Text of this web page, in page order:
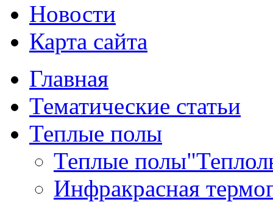
Новости
Карта сайта
Главная
Тематические статьи
Теплые полы
Теплые
Инфракрасная